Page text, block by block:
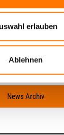
erlauben
Ablehnen
News Archiv